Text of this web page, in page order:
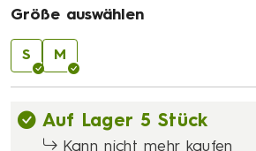
Größe auswählen
S M
Auf Lager 5 Stück
Kann nicht mehr kaufen